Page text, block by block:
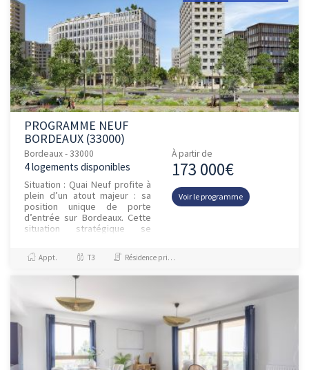
PROGRAMME NEUF
BORDEAUX (33000)
Bordeaux - 33000
4 logements disponibles
Situation : Quai Neuf profite à
plein d’un atout majeur : sa
position unique de porte
d’entrée sur Bordeaux. Cette
situation stratégique se
immédiat aux boulevards,...
À partir de
173 000€
Voir le programme
Appt. T3 Résidence principale / PTZ, Investissement et Défiscalisation